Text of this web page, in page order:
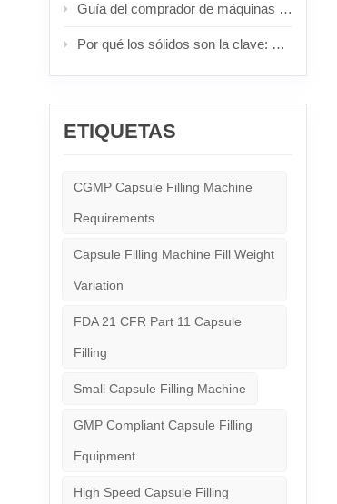
Guía del comprador de máquinas de llenado de cápsulas: Análisis detallado de los 5 mejores modelos y de su tecnología principal.
Por qué los sólidos son la clave: El poder insuperable y la ciencia detrás de las píldoras más populares
ETIQUETAS
CGMP Capsule Filling Machine
Requirements
Capsule Filling Machine Fill Weight
Variation
FDA 21 CFR Part 11 Capsule
Filling
Small Capsule Filling Machine
GMP Compliant Capsule Filling
Equipment
High Speed Capsule Filling